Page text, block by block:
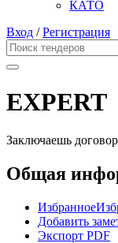
КАТО
Вход /Регистрация
EXPERT
Заключаешь
Общая
Избранное
Добавить
Экспорт PDF